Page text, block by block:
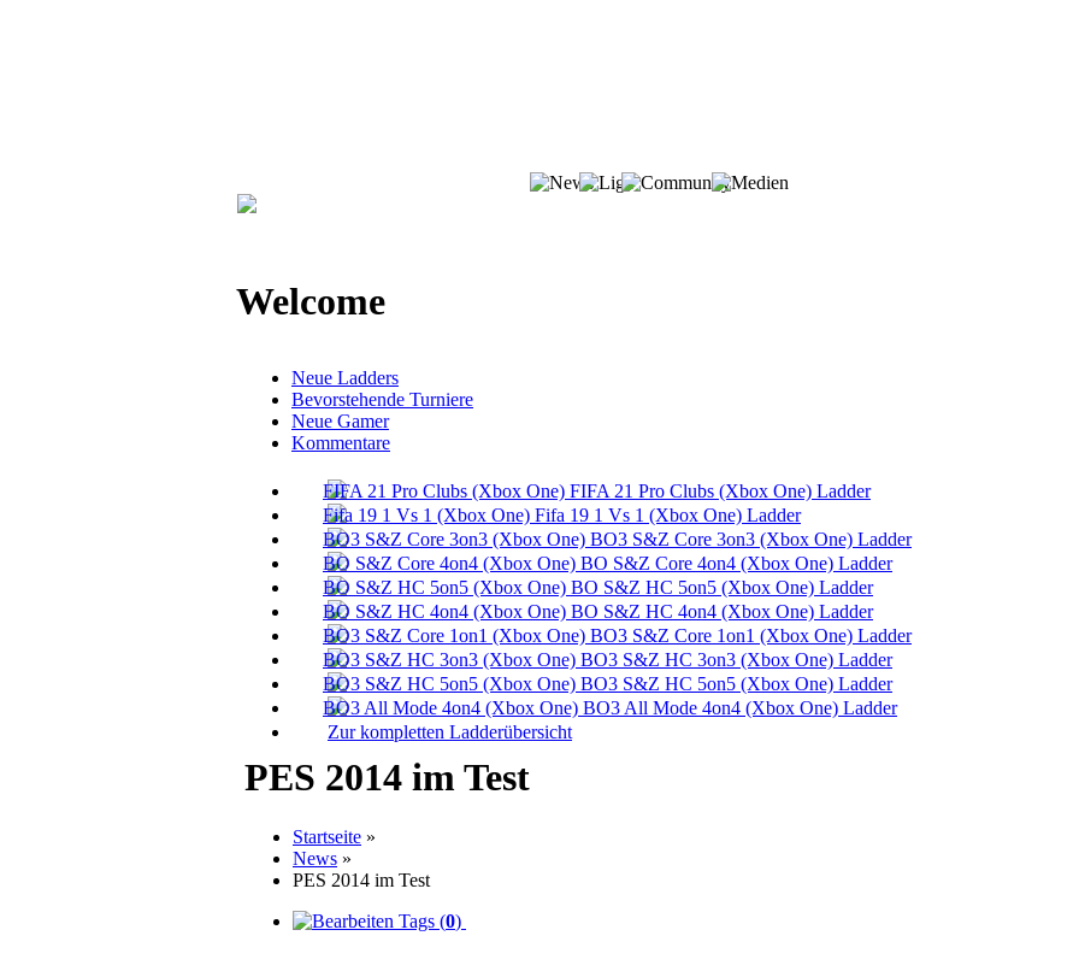
Welcome
Neue Ladders
Bevorstehende Turniere
Neue Gamer
Kommentare
FIFA 21 Pro Clubs (Xbox One) Ladder
Fifa 19 1 Vs 1 (Xbox One) Ladder
BO3 S&Z Core 3on3 (Xbox One) Ladder
BO S&Z Core 4on4 (Xbox One) Ladder
BO S&Z HC 5on5 (Xbox One) Ladder
BO S&Z HC 4on4 (Xbox One) Ladder
BO3 S&Z Core 1on1 (Xbox One) Ladder
BO3 S&Z HC 3on3 (Xbox One) Ladder
BO3 S&Z HC 5on5 (Xbox One) Ladder
BO3 All Mode 4on4 (Xbox One) Ladder
Zur kompletten Ladderübersicht
PES 2014 im Test
Startseite »
News »
PES 2014 im Test
Tags (0)